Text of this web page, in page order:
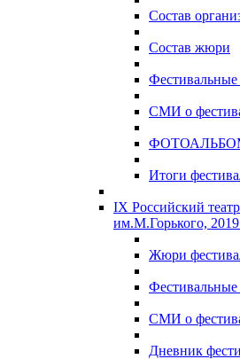
Состав
Состав жюри
Фестивальные
СМИ о
Итоги
IX Российский
им.М.Горького,
Жюри
Фестивальные
СМИ о
Дневник